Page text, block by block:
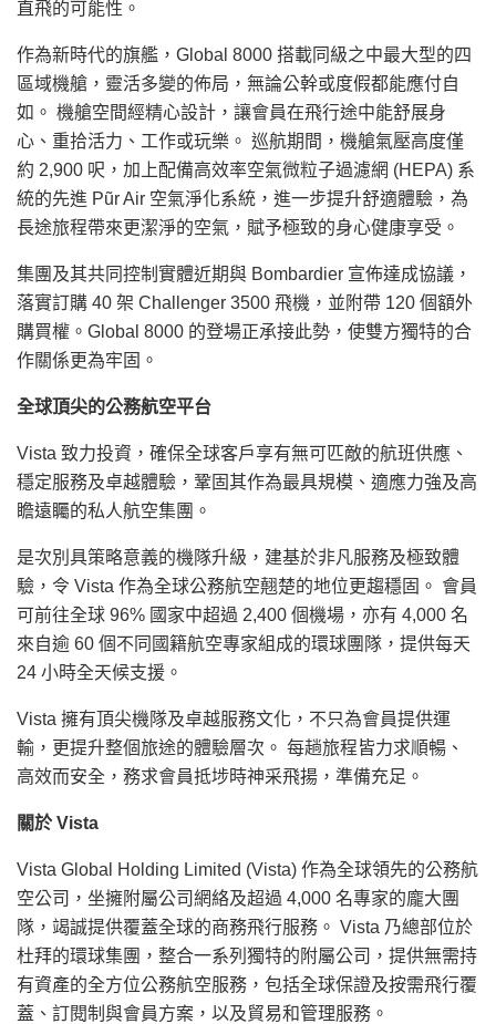
直飛的可能性。
作為新時代的旗艦，Global 8000 搭載同級之中最大型的四
區域機艙，靈活多變的佈局，無論公幹或度假都能應付自
如。 機艙空間經精心設計，讓會員在飛行途中能舒展身
心、重拾活力、工作或玩樂。 巡航期間，機艙氣壓高度僅
約 2,900 呎，加上配備高效率空氣微粒子過濾網 (HEPA) 系
統的先進 Pũr Air 空氣淨化系統，進一步提升舒適體驗，為
長途旅程帶來更潔淨的空氣，賦予極致的身心健康享受。
集團及其共同控制實體近期與 Bombardier 宣佈達成協議，
落實訂購 40 架 Challenger 3500 飛機，並附帶 120 個額外
購買權。Global 8000 的登場正承接此勢，使雙方獨特的合
作關係更為牢固。
全球頂尖的公務航空平台
Vista 致力投資，確保全球客戶享有無可匹敵的航班供應、
穩定服務及卓越體驗，鞏固其作為最具規模、適應力強及高
瞻遠矚的私人航空集團。
是次別具策略意義的機隊升級，建基於非凡服務及極致體
驗，令 Vista 作為全球公務航空翹楚的地位更趨穩固。 會員
可前往全球 96% 國家中超過 2,400 個機場，亦有 4,000 名
來自逾 60 個不同國籍航空專家組成的環球團隊，提供每天
24 小時全天候支援。
Vista 擁有頂尖機隊及卓越服務文化，不只為會員提供運
輸，更提升整個旅途的體驗層次。 每趟旅程皆力求順暢、
高效而安全，務求會員抵埗時神采飛揚，準備充足。
關於 Vista
Vista Global Holding Limited (Vista) 作為全球領先的公務航
空公司，坐擁附屬公司網絡及超過 4,000 名專家的龐大團
隊，竭誠提供覆蓋全球的商務飛行服務。 Vista 乃總部位於
杜拜的環球集團，整合一系列獨特的附屬公司，提供無需持
有資產的全方位公務航空服務，包括全球保證及按需飛行覆
蓋、訂閱制與會員方案，以及貿易和管理服務。